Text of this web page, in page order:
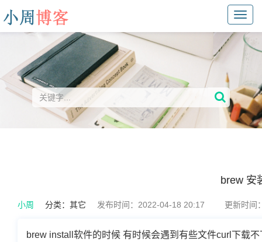
brew 安
小周 分类： 其它 发布时间：2022-04-18 20:17 更新时间
brew install软件的时候 有时候会遇到有些文件curl下载